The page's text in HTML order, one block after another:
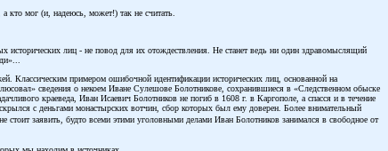
кто мог (и, надеюсь, может!) так не считать.
исторических лиц - не повод для их отождествления. Не станет ведь ни один здравомыслящий
Классическим примером ошибочной идентификации исторических лиц, основанной на
сведения о некоем Иване Сулешове Болотникове, сохранившиеся в «Следственном обыске
краеведа, Иван Исаевич Болотников не погиб в 1608 г. в Каргополе, а спасся и в течение
с деньгами монастырских вотчин, сбор которых был ему доверен. Более внимательный
стоит заявить, будто всеми этими уголовными делами Иван Болотников занимался в свободное от